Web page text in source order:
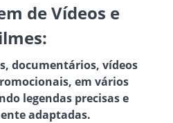
de Vídeos e
documentários, vídeos
em vários
legendas precisas e
adaptadas.